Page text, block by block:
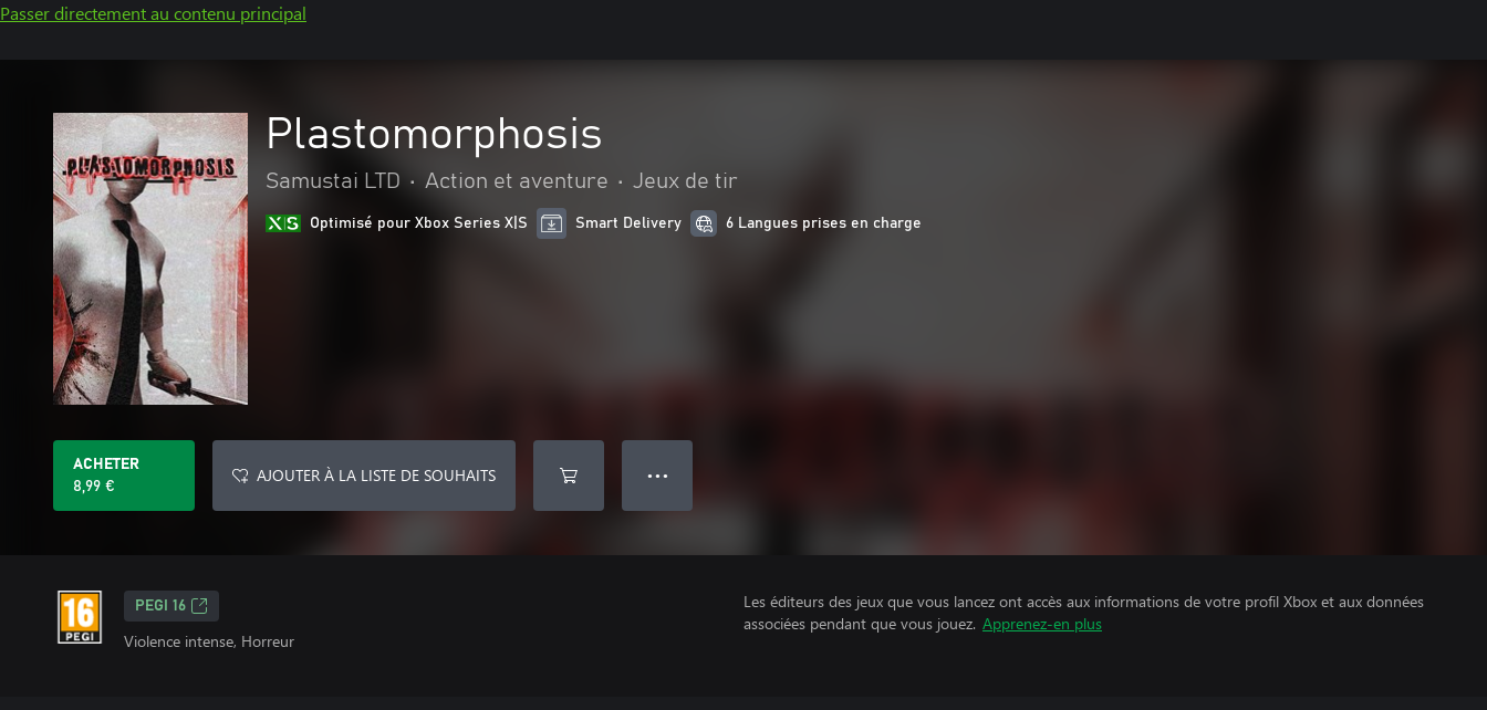
Passer directement au contenu principal
Plastomorphosis
Samustai LTD • Action et aventure • Jeux de tir
Optimisé pour Xbox Series X|S Smart Delivery 6 Langues prises en charge
ACHETER
8,99 €
AJOUTER À LA LISTE DE SOUHAITS ● ● ●
PEGI 16
Violence intense, Horreur
Les éditeurs des jeux que vous lancez ont accès aux informations de votre profil Xbox et aux données
associées pendant que vous jouez. Apprenez-en plus